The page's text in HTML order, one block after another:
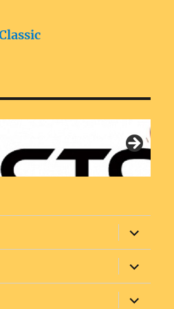
ouvrir
le
sous-
menu
ouvrir